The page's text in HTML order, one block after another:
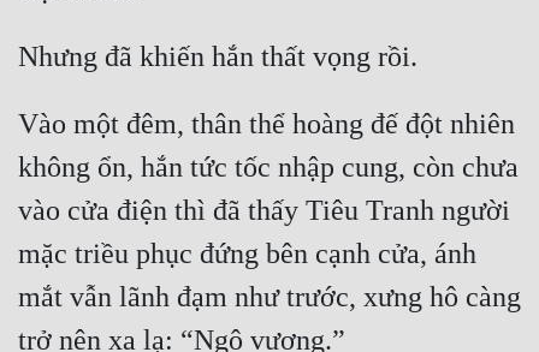
Vào một đêm, thân thể hoàng đế đột nhiên
không ổn, hắn tức tốc nhập cung, còn chưa
vào cửa điện thì đã thấy Tiêu Tranh người
mặc triều phục đứng bên cạnh cửa, ánh
mắt vẫn lãnh đạm như trước, xưng hô càng